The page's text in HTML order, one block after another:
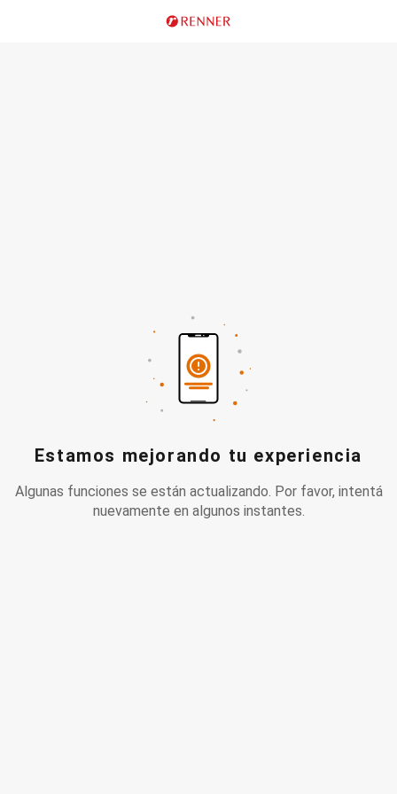
Estamos mejorando tu experiencia
Algunas funciones se están actualizando. Por favor, intentá
nuevamente en algunos instantes.